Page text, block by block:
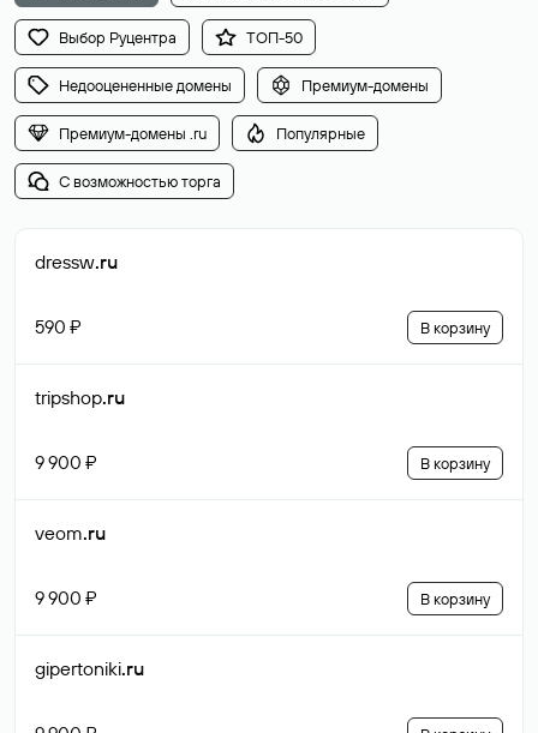
Выбор Руцентра ТОП-50
Недооцененные домены Премиум-домены
Премиум-домены .ru Популярные
С возможностью торга
dressw.ru
590 ₽ В корзину
tripshop.ru
9 900 ₽ В корзину
veom.ru
9 900 ₽ В корзину
gipertoniki.ru